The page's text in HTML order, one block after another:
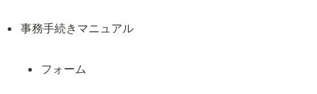
事務手続きマニュアル
フォーム